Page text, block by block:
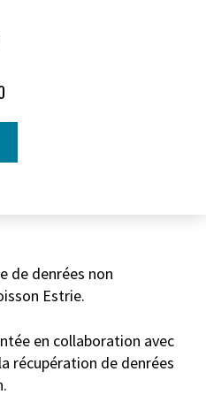
de denrées non
Estrie.
en collaboration avec
récupération de denrées